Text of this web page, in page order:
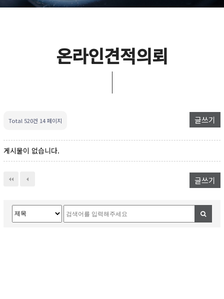
온라인견적의뢰
Total 520건 14 페이지 글쓰기
게시물이 없습니다.
글쓰기